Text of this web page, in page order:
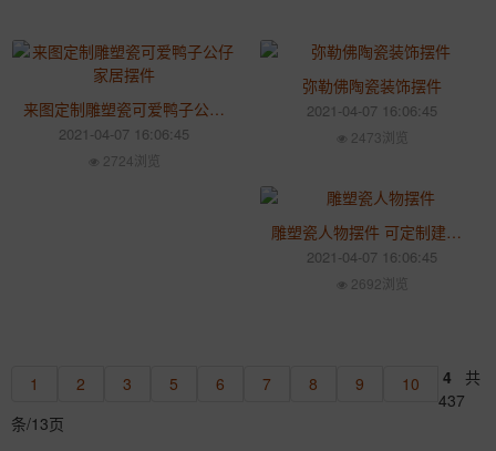
来图定制雕塑瓷可爱鸭子公仔家居摆件
2021-04-07 16:06:45
2724浏览
弥勒佛陶瓷装饰摆件
2021-04-07 16:06:45
2473浏览
雕塑瓷人物摆件 可定制建党70周年礼品
2021-04-07 16:06:45
2692浏览
1 2 3 4
5 6 7 8 9 10
共
437
条/13页